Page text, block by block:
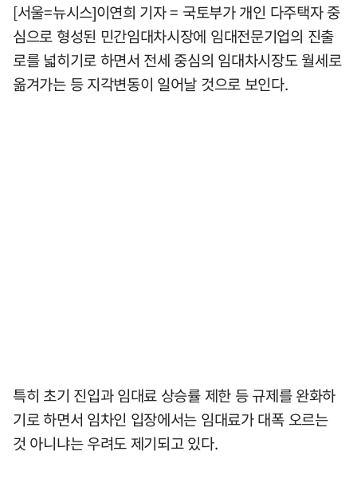
[서울=뉴시스]이연희 기자 = 국토부가 개인 다주택자 중
심으로 형성된 민간임대차시장에 임대전문기업의 진출
로를 넓히기로 하면서 전세 중심의 임대차시장도 월세로
옮겨가는 등 지각변동이 일어날 것으로 보인다.
특히 초기 진입과 임대료 상승률 제한 등 규제를 완화하
기로 하면서 임차인 입장에서는 임대료가 대폭 오르는
것 아니냐는 우려도 제기되고 있다.